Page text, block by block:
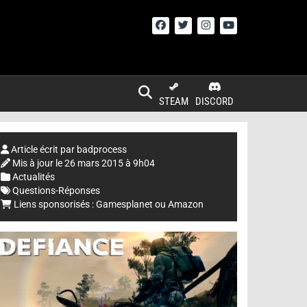
DISCORD
STEAM
Article écrit par badprocess
Mis à jour le26 mars 2015 à 9h04
Actualités
Questions-Réponses
Liens sponsorisés :Gamesplanet ou Amazon